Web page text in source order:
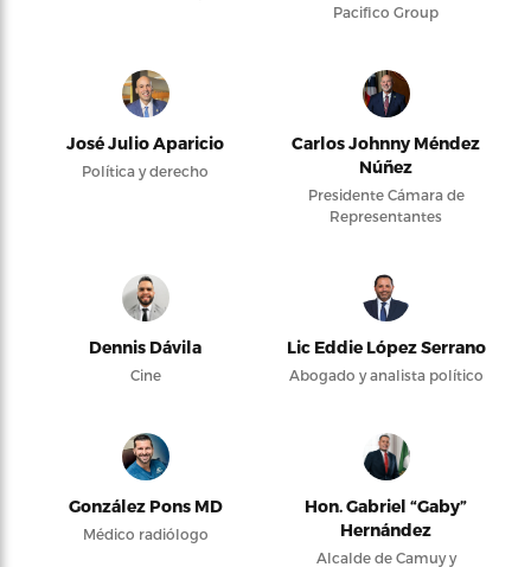
Pacifico Group
José Julio Aparicio
Política y derecho
Carlos Johnny Méndez
Núñez
Presidente Cámara de
Representantes
Dennis Dávila
Cine
Lic Eddie López Serrano
Abogado y analista político
González Pons MD
Médico radiólogo
Hon. Gabriel “Gaby”
Hernández
Alcalde de Camuy y